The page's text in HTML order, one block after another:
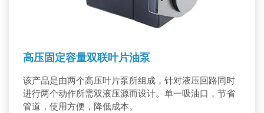
高压固定容量双联叶片油泵
该产品是由两个高压叶片泵所组成，针对液压回路同时
进行两个动作所需双液压源而设计。单一吸油口，节省
管道，使用方便，降低成本。